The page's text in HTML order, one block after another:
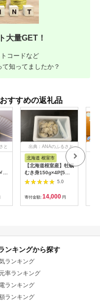
大量GET！
コードなど
知ってましたか？
すすめの返礼品
と
出典：ANAのふるさと
納税
北海道 根室市
【北海道根室産】牡蠣
むき身150g×4P[5月
下旬以降発送] A-
5.0
寄付金額: 14,000 円
ンキングから探す
ランキング
率ランキング
ランキング
ランキング